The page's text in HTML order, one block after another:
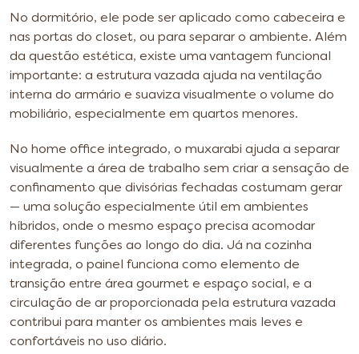
No dormitório, ele pode ser aplicado como cabeceira e
nas portas do closet, ou para separar o ambiente. Além
da questão estética, existe uma vantagem funcional
importante: a estrutura vazada ajuda na ventilação
interna do armário e suaviza visualmente o volume do
mobiliário, especialmente em quartos menores.
No home office integrado, o muxarabi ajuda a separar
visualmente a área de trabalho sem criar a sensação de
confinamento que divisórias fechadas costumam gerar
— uma solução especialmente útil em ambientes
híbridos, onde o mesmo espaço precisa acomodar
diferentes funções ao longo do dia. Já na cozinha
integrada, o painel funciona como elemento de
transição entre área gourmet e espaço social, e a
circulação de ar proporcionada pela estrutura vazada
contribui para manter os ambientes mais leves e
confortáveis no uso diário.